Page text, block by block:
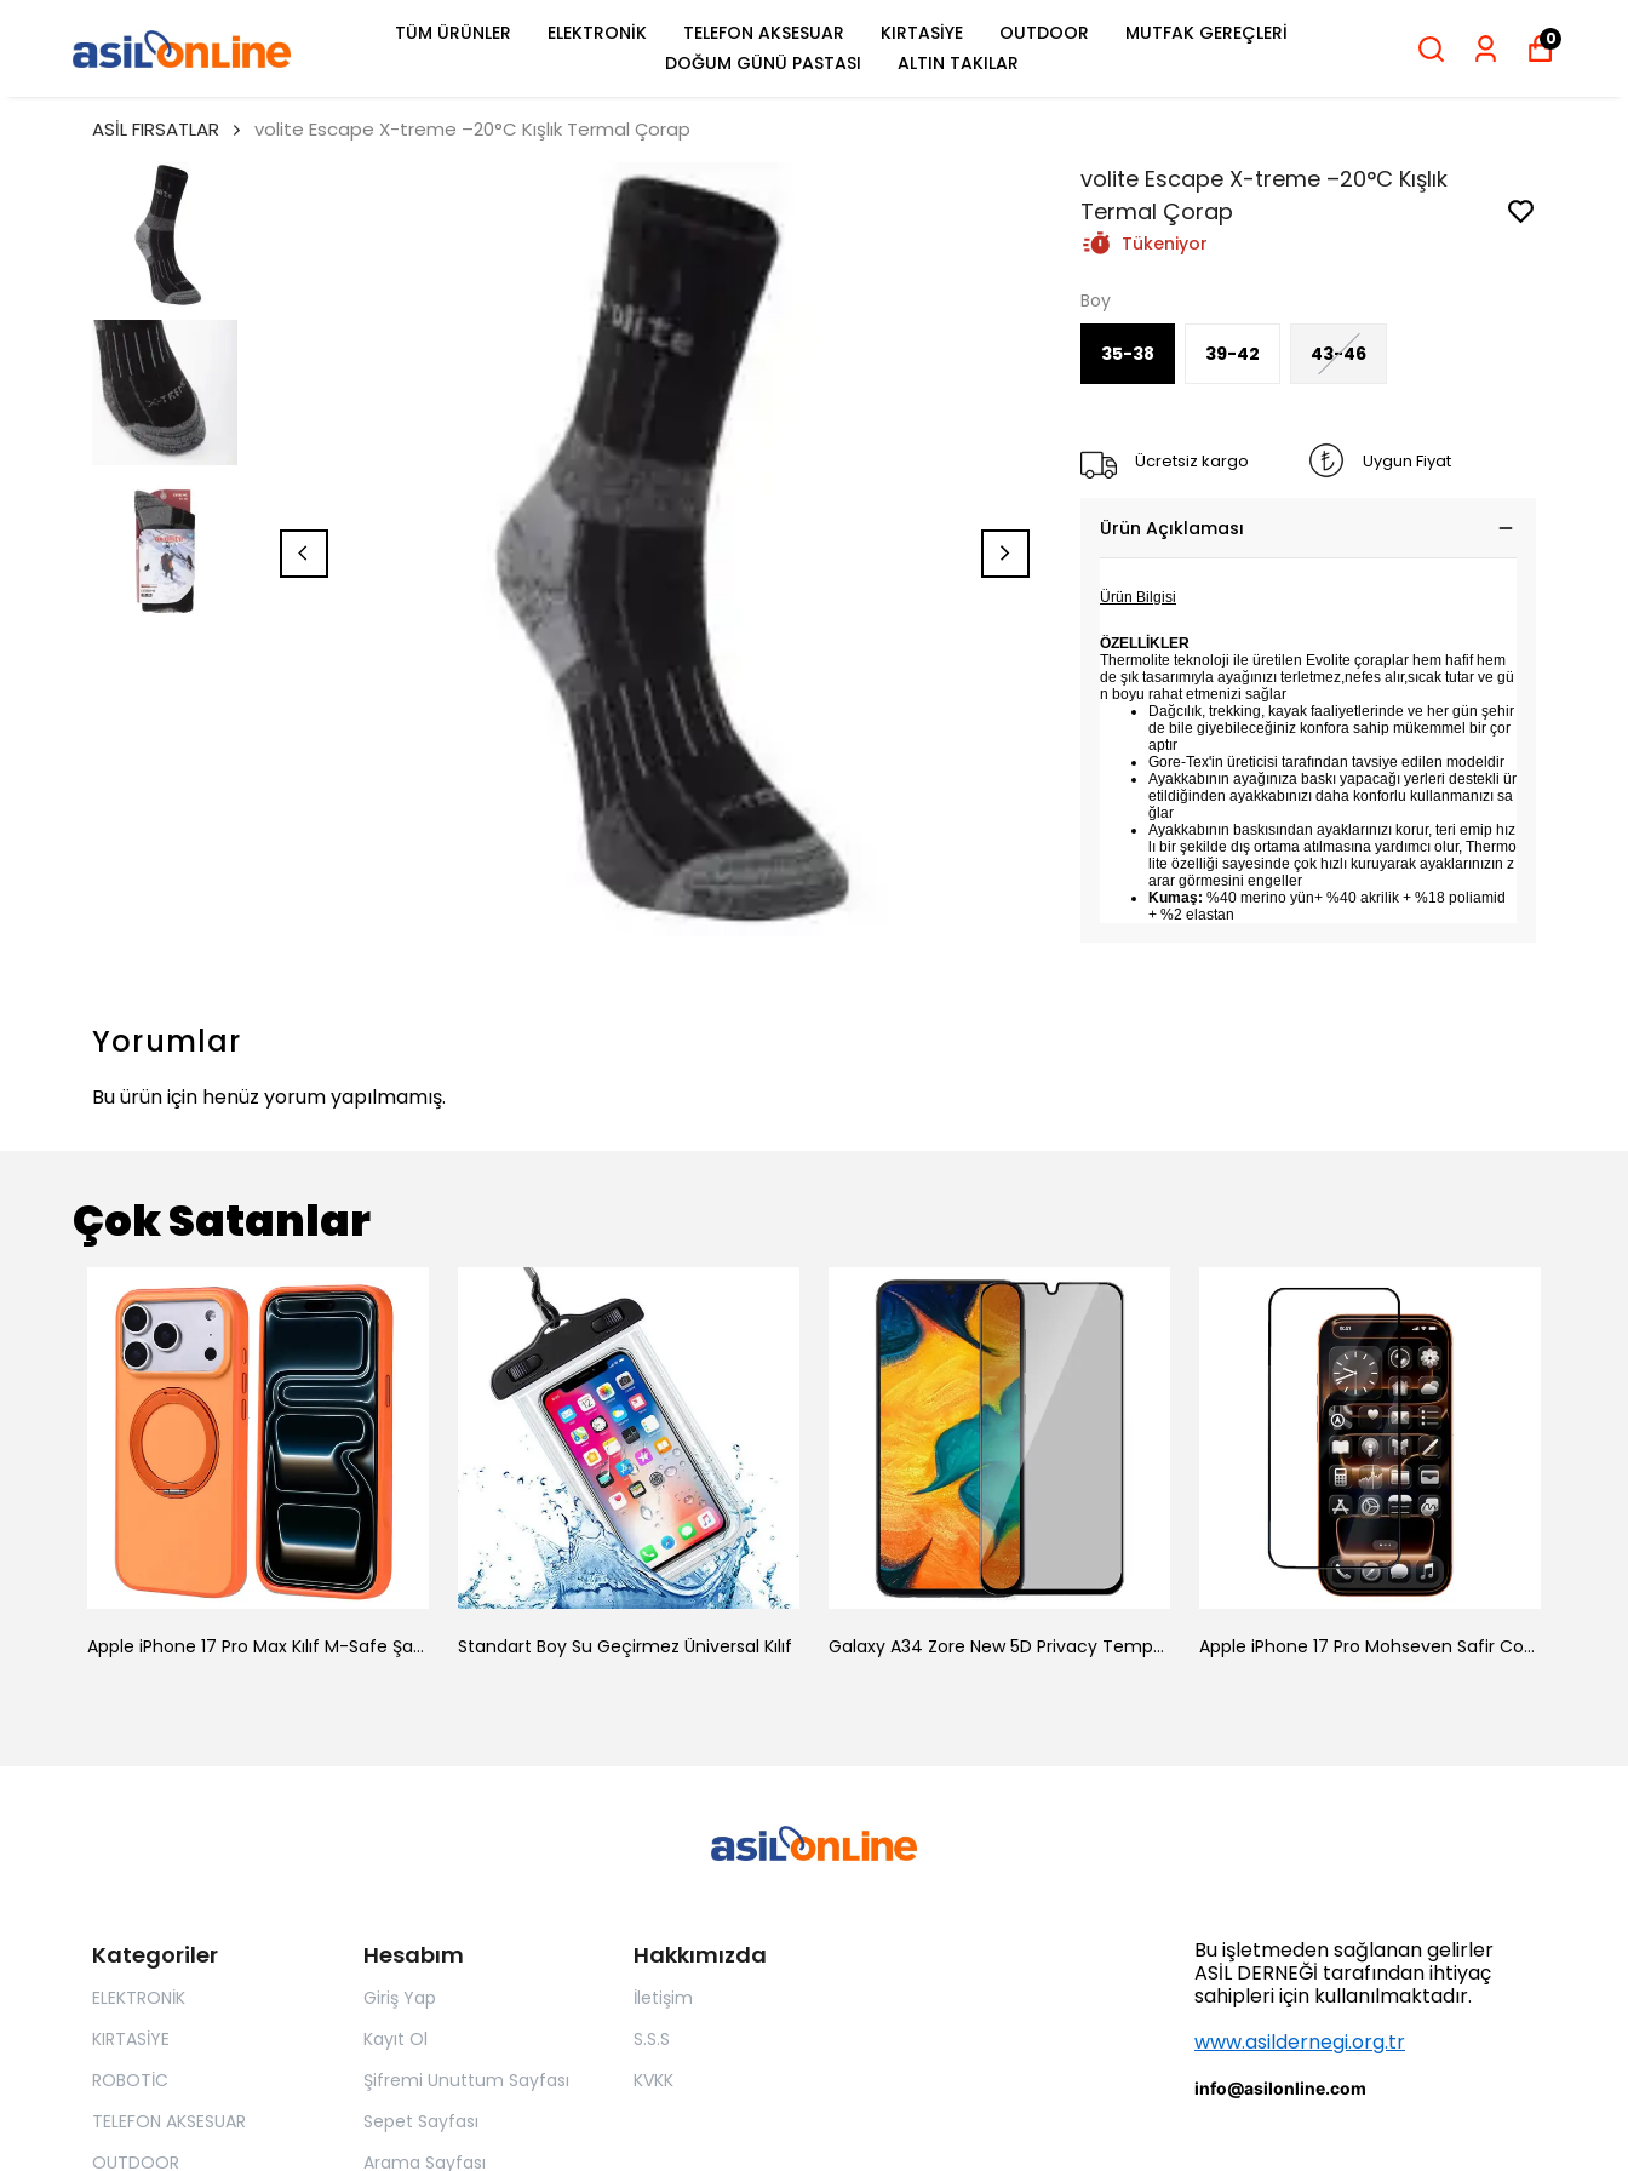
TÜM ÜRÜNLER ELEKTRONİK TELEFON AKSESUAR KIRTASİYE OUTDOOR
MUTFAK GEREÇLERİ
DOĞUM GÜNÜ PASTASI
ALTIN TAKILAR
0
ASİL FIRSATLAR volite Escape X-treme –20°C Kışlık Termal Çorap
volite Escape X-treme –20°C Kışlık
Termal Çorap
Tükeniyor
Boy
35-38 39-42 43-46
Ücretsiz kargo Uygun Fiyat
Ürün Açıklaması
Ürün Bilgisi
ÖZELLİKLER
Thermolite teknoloji ile üretilen Evolite çoraplar hem hafif hem
de şık tasarımıyla ayağınızı terletmez,nefes alır,sıcak tutar ve gü
n boyu rahat etmenizi sağlar
Dağcılık, trekking, kayak faaliyetlerinde ve her gün şehir
de bile giyebileceğiniz konfora sahip mükemmel bir çor
aptır
Gore-Tex'in üreticisi tarafından tavsiye edilen modeldir
Ayakkabının ayağınıza baskı yapacağı yerleri destekli ür
etildiğinden ayakkabınızı daha konforlu kullanmanızı sa
ğlar
Ayakkabının baskısından ayaklarınızı korur, teri emip hız
lı bir şekilde dış ortama atılmasına yardımcı olur, Thermo
lite özelliği sayesinde çok hızlı kuruyarak ayaklarınızın z
arar görmesini engeller
Kumaş: %40 merino yün+ %40 akrilik + %18 poliamid
+ %2 elastan
Yorumlar
Bu ürün için henüz yorum yapılmamış.
Çok Satanlar
Apple iPhone 17 Pro Max Kılıf M-Safe Şarj Özellikli Standlı Zore Proton Silikon Kapak Standart Boy Su Geçirmez Üniversal Kılıf Galaxy A34 Zore New 5D Privacy Temperli Ekran Koruyucu Apple iPhone 17 Pro Mohseven Safir Coating HD 3D Glue Temperli Cam Ekran Koruyucu
Kategoriler
ELEKTRONİK
KIRTASİYE
ROBOTİC
TELEFON AKSESUAR
OUTDOOR
Hesabım
Giriş Yap
Kayıt Ol
Şifremi Unuttum Sayfası
Sepet Sayfası
Arama Sayfası
Hakkımızda
İletişim
S.S.S
KVKK
Bu işletmeden sağlanan gelirler
ASİL DERNEĞİ tarafından ihtiyaç
sahipleri için kullanılmaktadır.
www.asildernegi.org.tr
info@asilonline.com